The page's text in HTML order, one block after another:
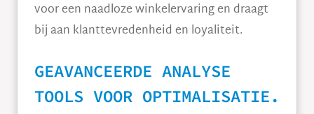
voor een naadloze winkelervaring en draagt
bij aan klanttevredenheid en loyaliteit.
GEAVANCEERDE ANALYSE
TOOLS VOOR OPTIMALISATIE.